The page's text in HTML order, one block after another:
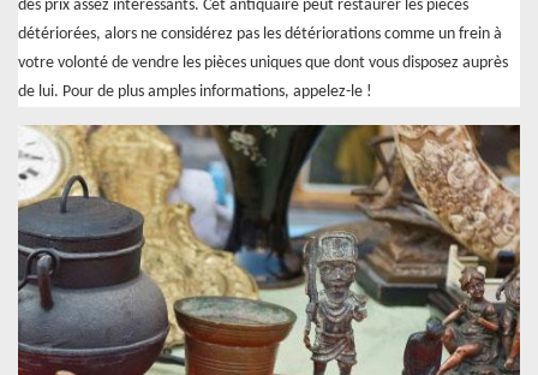
des prix assez intéressants. Cet antiquaire peut restaurer les pièces
détériorées, alors ne considérez pas les détériorations comme un frein à
votre volonté de vendre les pièces uniques que dont vous disposez auprès
de lui. Pour de plus amples informations, appelez-le !